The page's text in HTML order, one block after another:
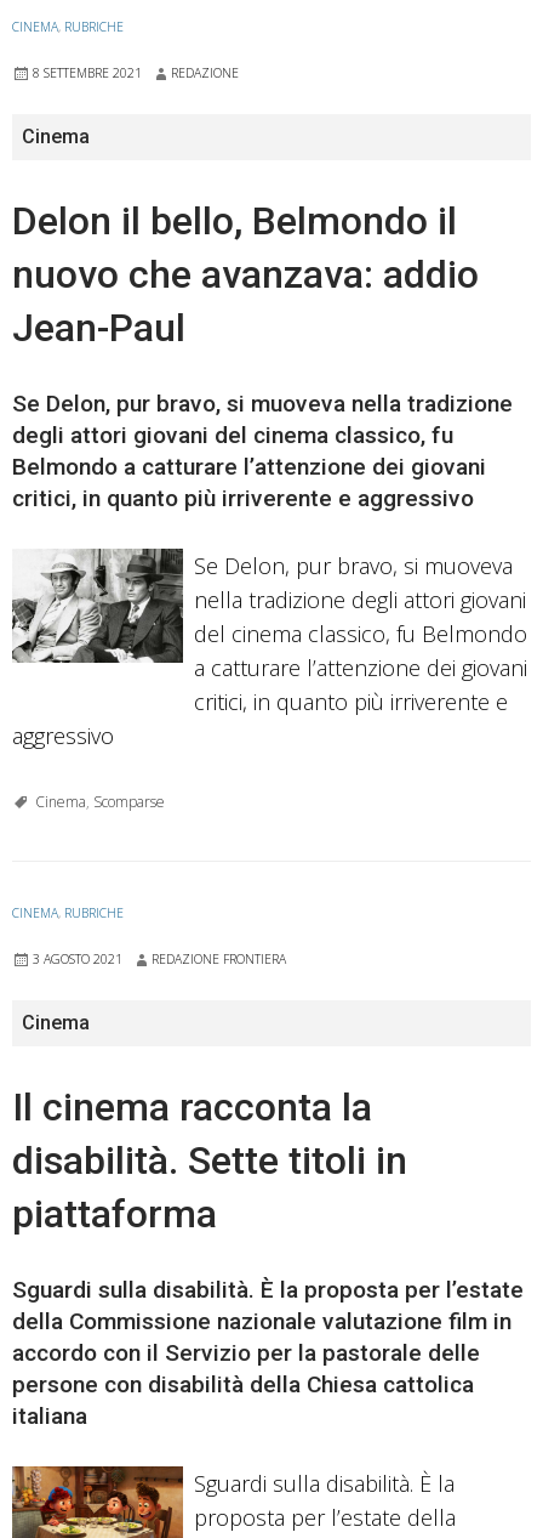
CINEMA, RUBRICHE
8 SETTEMBRE 2021 REDAZIONE
Cinema
Delon il bello, Belmondo il
nuovo che avanzava: addio
Jean-Paul
Se Delon, pur bravo, si muoveva nella tradizione
degli attori giovani del cinema classico, fu
Belmondo a catturare l’attenzione dei giovani
critici, in quanto più irriverente e aggressivo
Se Delon, pur bravo, si muoveva
nella tradizione degli attori giovani
del cinema classico, fu Belmondo
a catturare l’attenzione dei giovani
critici, in quanto più irriverente e
aggressivo
Cinema, Scomparse
CINEMA, RUBRICHE
3 AGOSTO 2021 REDAZIONE FRONTIERA
Cinema
Il cinema racconta la
disabilità. Sette titoli in
piattaforma
Sguardi sulla disabilità. È la proposta per l’estate
della Commissione nazionale valutazione film in
accordo con il Servizio per la pastorale delle
persone con disabilità della Chiesa cattolica
italiana
Sguardi sulla disabilità. È la
proposta per l’estate della